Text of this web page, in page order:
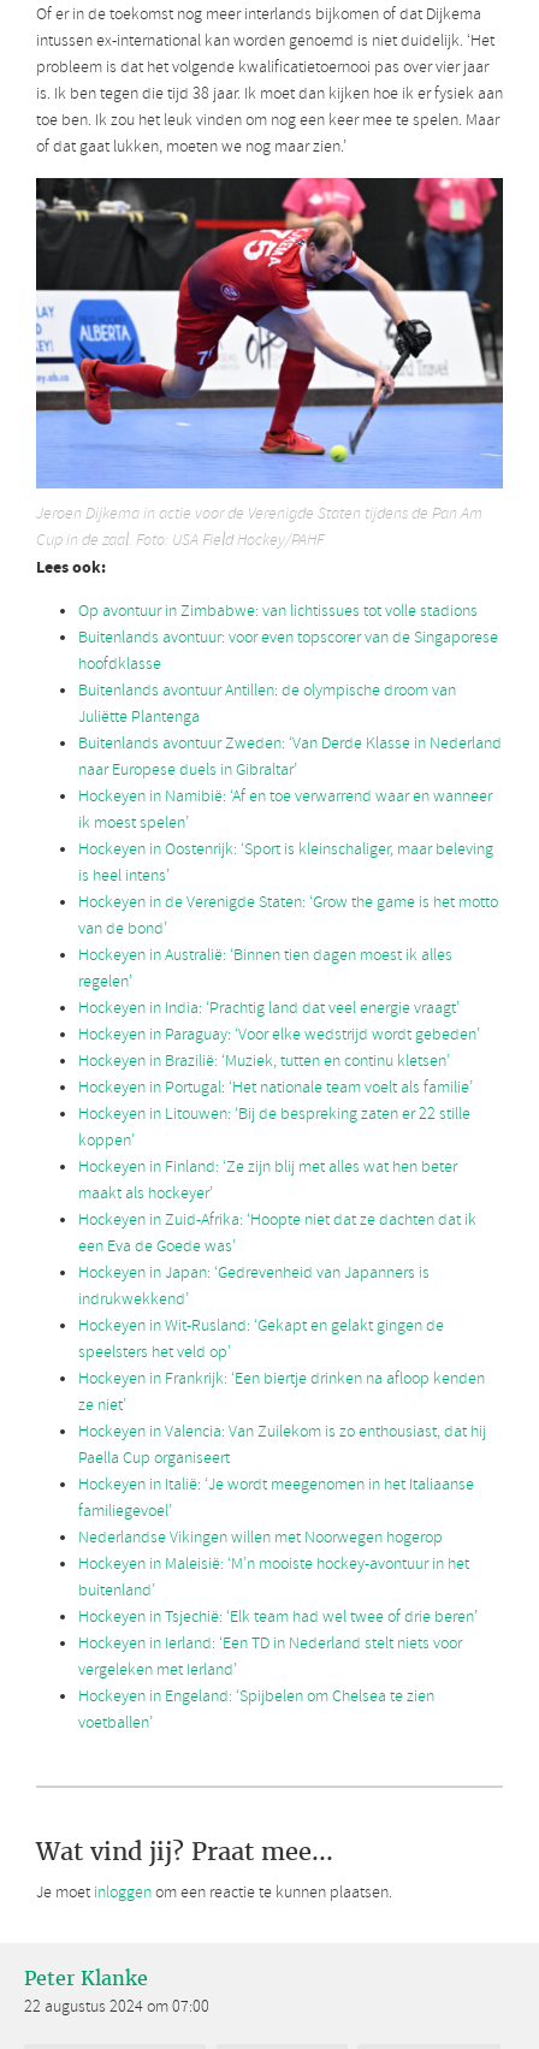
Of er in de toekomst nog meer interlands bijkomen of dat Dijkema
intussen ex-international kan worden genoemd is niet duidelijk. ‘Het
probleem is dat het volgende kwalificatietoernooi pas over vier jaar
is. Ik ben tegen die tijd 38 jaar. Ik moet dan kijken hoe ik er fysiek aan
toe ben. Ik zou het leuk vinden om nog een keer mee te spelen. Maar
of dat gaat lukken, moeten we nog maar zien.’
Jeroen Dijkema in actie voor de Verenigde Staten tijdens de Pan Am
Cup in de zaal. Foto: USA Field Hockey/PAHF
Lees ook:
Op avontuur in Zimbabwe: van lichtissues tot volle stadions
Buitenlands avontuur: voor even topscorer van de Singaporese
hoofdklasse
Buitenlands avontuur Antillen: de olympische droom van
Juliëtte Plantenga
Buitenlands avontuur Zweden: ‘Van Derde Klasse in Nederland
naar Europese duels in Gibraltar’
Hockeyen in Namibië: ‘Af en toe verwarrend waar en wanneer
ik moest spelen’
Hockeyen in Oostenrijk: ‘Sport is kleinschaliger, maar beleving
is heel intens’
Hockeyen in de Verenigde Staten: ‘Grow the game is het motto
van de bond’
Hockeyen in Australië: ‘Binnen tien dagen moest ik alles
regelen’
Hockeyen in India: ‘Prachtig land dat veel energie vraagt’
Hockeyen in Paraguay: ‘Voor elke wedstrijd wordt gebeden’
Hockeyen in Brazilië: ‘Muziek, tutten en continu kletsen’
Hockeyen in Portugal: ‘Het nationale team voelt als familie’
Hockeyen in Litouwen: ‘Bij de bespreking zaten er 22 stille
koppen’
Hockeyen in Finland: ‘Ze zijn blij met alles wat hen beter
maakt als hockeyer’
Hockeyen in Zuid-Afrika: ‘Hoopte niet dat ze dachten dat ik
een Eva de Goede was’
Hockeyen in Japan: ‘Gedrevenheid van Japanners is
indrukwekkend’
Hockeyen in Wit-Rusland: ‘Gekapt en gelakt gingen de
speelsters het veld op’
Hockeyen in Frankrijk: ‘Een biertje drinken na afloop kenden
ze niet’
Hockeyen in Valencia: Van Zuilekom is zo enthousiast, dat hij
Paella Cup organiseert
Hockeyen in Italië: ‘Je wordt meegenomen in het Italiaanse
familiegevoel’
Nederlandse Vikingen willen met Noorwegen hogerop
Hockeyen in Maleisië: ‘M’n mooiste hockey-avontuur in het
buitenland’
Hockeyen in Tsjechië: ‘Elk team had wel twee of drie beren’
Hockeyen in Ierland: ‘Een TD in Nederland stelt niets voor
vergeleken met Ierland’
Hockeyen in Engeland: ‘Spijbelen om Chelsea te zien
voetballen’
Wat vind jij? Praat mee...
Je moet inloggenom een reactie te kunnen plaatsen.
Peter Klanke
22 augustus 2024 om 07:00